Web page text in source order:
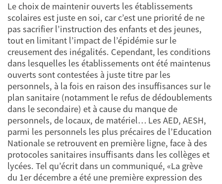
Le choix de maintenir ouverts les établissements
scolaires est juste en soi, car c’est une priorité de ne
pas sacrifier l’instruction des enfants et des jeunes,
tout en limitant l’impact de l’épidémie sur le
creusement des inégalités. Cependant, les conditions
dans lesquelles les établissements ont été maintenus
ouverts sont contestées à juste titre par les
personnels, à la fois en raison des insuffisances sur le
plan sanitaire (notamment le refus de dédoublements
dans le secondaire) et à cause du manque de
personnels, de locaux, de matériel… Les AED, AESH,
parmi les personnels les plus précaires de l’Education
Nationale se retrouvent en première ligne, face à des
protocoles sanitaires insuffisants dans les collèges et
lycées. Tel qu’écrit dans un communiqué, «La grève
du 1er décembre a été une première expression des